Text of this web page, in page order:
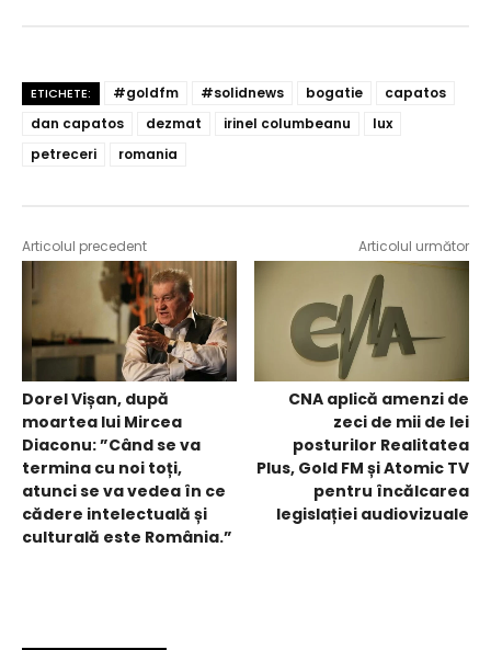
ETICHETE: #goldfm #solidnews bogatie
capatos
dan capatos
dezmat irinel columbeanu
lux
petreceri
romania
Articolul precedent
Dorel Vișan, după
moartea lui Mircea
Diaconu: ”Când se va
termina cu noi toți,
atunci se va vedea în ce
cădere intelectuală și
culturală este România.”
Articolul următor
CNA aplică amenzi de
zeci de mii de lei
posturilor Realitatea
Plus, Gold FM și Atomic TV
pentru încălcarea
legislației audiovizuale